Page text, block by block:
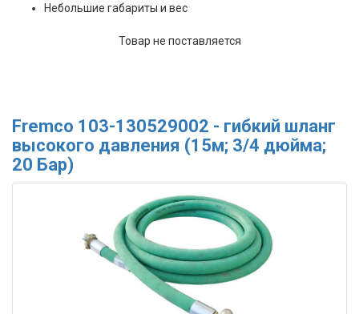
Небольшие габариты и вес
Товар не поставляется
Fremco 103-130529002 - гибкий шланг
высокого давления (15м; 3/4 дюйма;
20 Бар)